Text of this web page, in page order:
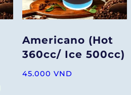
Americano (Hot
360cc/ Ice 500cc)
45.000 VND